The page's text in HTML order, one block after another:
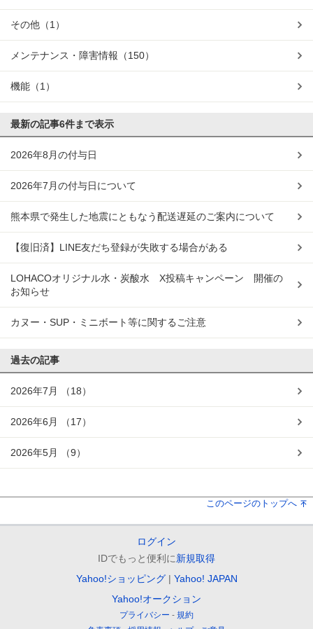
その他 （1）
メンテナンス・障害情報 （150）
機能 （1）
最新の記事6件まで表示
2026年8月の付与日
2026年7月の付与日について
熊本県で発生した地震にともなう配送遅延のご案内について
【復旧済】LINE友だち登録が失敗する場合がある
LOHACOオリジナル水・炭酸水 X投稿キャンペーン 開催の
お知らせ
カヌー・SUP・ミニボート等に関するご注意
過去の記事
2026年7月 （18）
2026年6月 （17）
2026年5月 （9）
このページのトップへ
ログイン
IDでもっと便利に新規取得
Yahoo!ショッピング
Yahoo! JAPAN
Yahoo!オークション
プライバシー
規約